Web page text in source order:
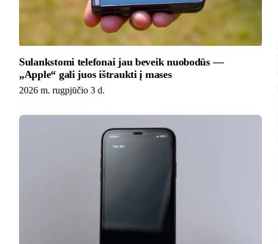
Sulankstomi telefonai jau beveik nuobodūs —
„Apple“ gali juos ištraukti į mases
2026 m. rugpjūčio 3 d.